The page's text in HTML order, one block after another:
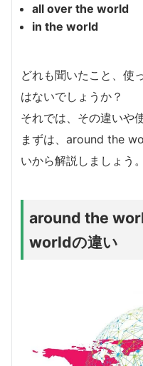
all over the world
in the world
どれも聞いたこと、使
はないでしょうか？
それでは、その違いや
まずは、around the
いから解説しましょう。
around the
worldの違い